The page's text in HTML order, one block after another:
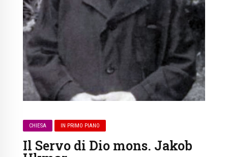
CHIESA IN PRIMO PIANO
Il Servo di Dio mons. Jakob